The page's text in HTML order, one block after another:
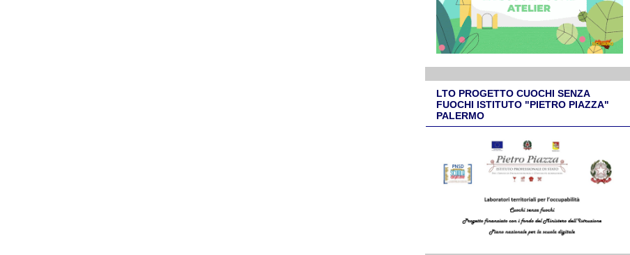
LTO PROGETTO CUOCHI SENZA
FUOCHI ISTITUTO "PIETRO PIAZZA"
PALERMO